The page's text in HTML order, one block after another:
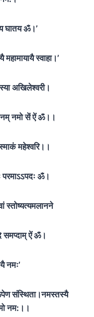
घातय ॐ।’
स्वाहा।’
अखिलेश्वरी।
नमो सें ऐं ॐ।।
महेश्वरि।।
परमाऽऽपदः ॐ।
स्तोष्यत्यमलानने
समप्दाम् ऐं ॐ।
नमः’
संस्थिता।नमस्तस्यै
नम:।।